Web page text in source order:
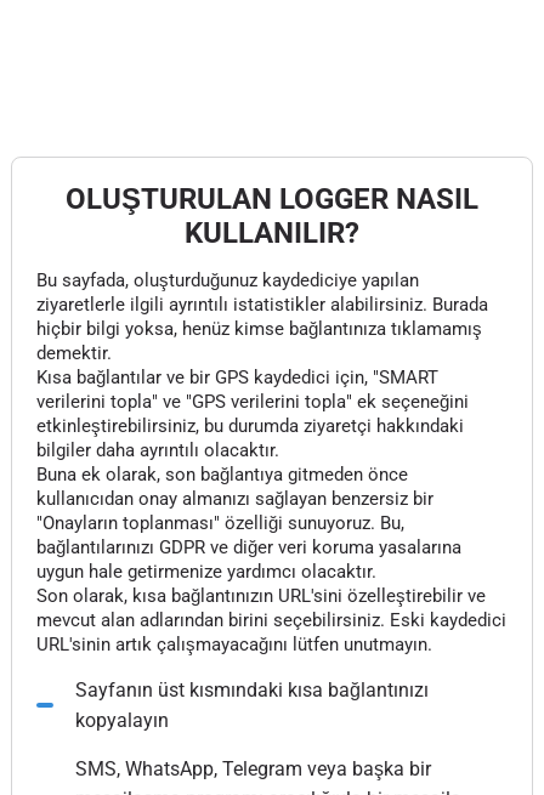
OLUŞTURULAN LOGGER NASIL
KULLANILIR?
Bu sayfada, oluşturduğunuz kaydediciye yapılan
ziyaretlerle ilgili ayrıntılı istatistikler alabilirsiniz. Burada
hiçbir bilgi yoksa, henüz kimse bağlantınıza tıklamamış
demektir.
Kısa bağlantılar ve bir GPS kaydedici için, "SMART
verilerini topla" ve "GPS verilerini topla" ek seçeneğini
etkinleştirebilirsiniz, bu durumda ziyaretçi hakkındaki
bilgiler daha ayrıntılı olacaktır.
Buna ek olarak, son bağlantıya gitmeden önce
kullanıcıdan onay almanızı sağlayan benzersiz bir
"Onayların toplanması" özelliği sunuyoruz. Bu,
bağlantılarınızı GDPR ve diğer veri koruma yasalarına
uygun hale getirmenize yardımcı olacaktır.
Son olarak, kısa bağlantınızın URL'sini özelleştirebilir ve
mevcut alan adlarından birini seçebilirsiniz. Eski kaydedici
URL'sinin artık çalışmayacağını lütfen unutmayın.
Sayfanın üst kısmındaki kısa bağlantınızı
kopyalayın
SMS, WhatsApp, Telegram veya başka bir